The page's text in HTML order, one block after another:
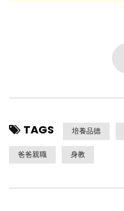
TAGS 培養品德
爸爸親職 身教